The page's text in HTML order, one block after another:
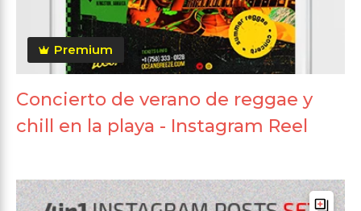
Premium
Concierto de verano de reggae y
chill en la playa - Instagram Reel